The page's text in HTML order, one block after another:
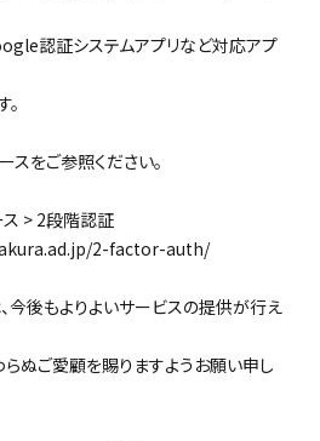
認証システムアプリなど対応アプ
をご参照ください。
> 2段階認証
2-factor-auth/
今後もよりよいサービスの提供が行え
らぬご愛顧を賜りますようお願い申し